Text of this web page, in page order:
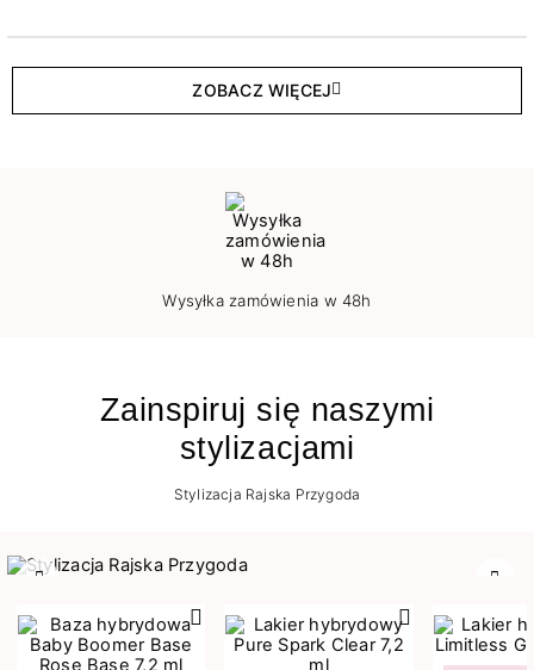
ZOBACZ WIĘCEJ
Wysyłka zamówienia w 48h
Zainspiruj się naszymi
stylizacjami
Stylizacja Rajska Przygoda